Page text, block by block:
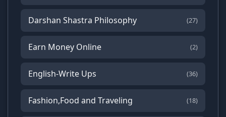
Darshan Shastra Philosophy (27)
Earn Money Online (2)
English-Write Ups (36)
Fashion,Food and Traveling (18)